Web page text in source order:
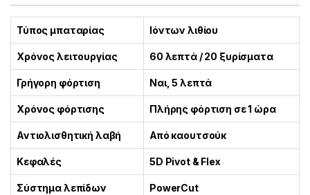
Τύπος μπαταρίας Ιόντων λιθίου
Χρόνος λειτουργίας 60 λεπτά / 20 ξυρίσματα
Γρήγορη φόρτιση Ναι, 5 λεπτά
Χρόνος φόρτισης Πλήρης φόρτιση σε 1 ώρα
Αντιολισθητική λαβή Από καουτσούκ
Κεφαλές 5D Pivot & Flex
Σύστημα λεπίδων PowerCut